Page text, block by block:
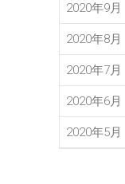
2020年9月
2020年8月
2020年7月
2020年6月
2020年5月